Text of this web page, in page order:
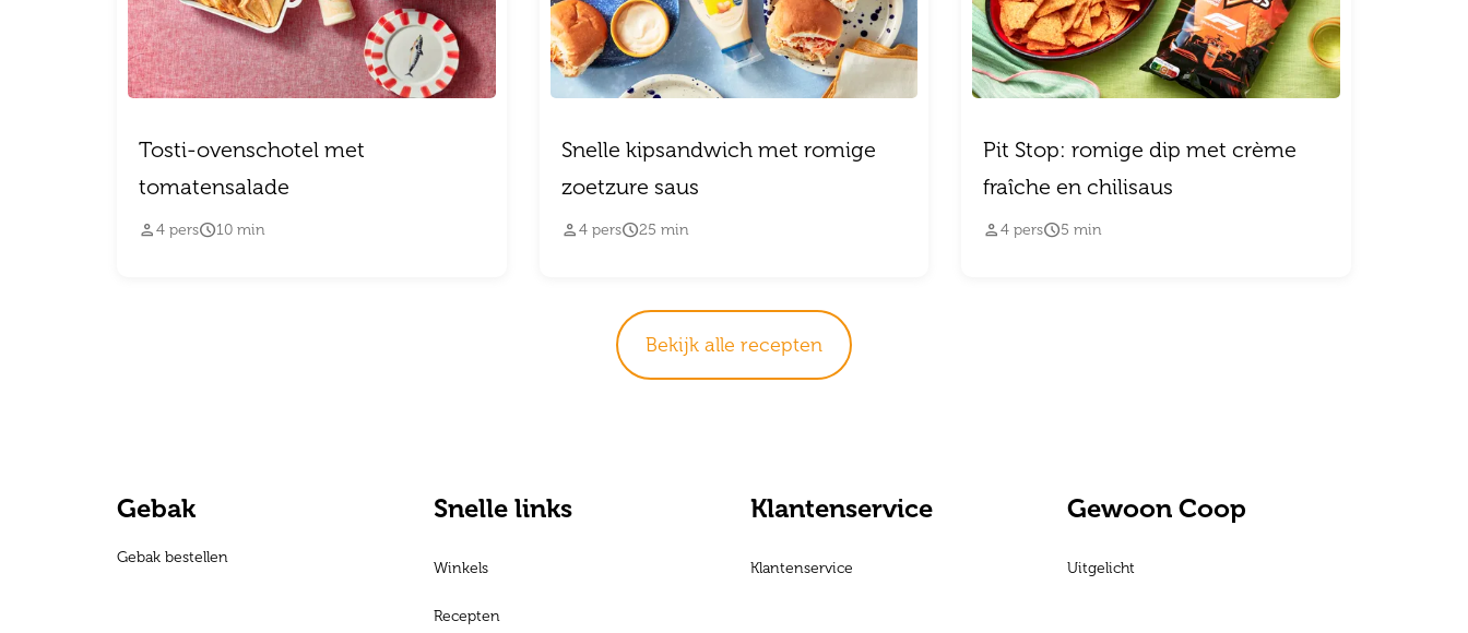
Tosti-ovenschotel met
tomatensalade
4 pers10 min
Snelle kipsandwich met romige
zoetzure saus
4 pers25 min
Pit Stop: romige dip met crème
fraîche en chilisaus
4pers5min
Bekijk alle recepten
Gebak
Gebak bestellen
Snelle links
Winkels
Recepten
Klantenservice
Klantenservice
Gewoon Coop
Uitgelicht